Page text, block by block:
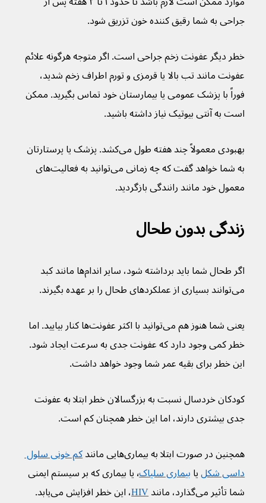
جراحی به شما رقیق کننده خون تزریق شود.
خطر دیگر عفونت زخم جراحی است. اگر متوجه هرگونه علائم
عفونت مانند تب بالا یا قرمزی و تورم اطراف زخم شدید،
فوراً با پزشک عمومی یا بیمارستان خود تماس بگیرید. ممکن
است به آنتی بیوتیک نیاز داشته باشید.
بهبودی معمولاً چند هفته طول می‌کشد. پزشک یا پرستارتان
به شما خواهد گفت که چه زمانی می‌توانید به فعالیت‌های
معمول خود مانند رانندگی بازگردید.
زندگی بدون طحال
اگر طحال شما باید برداشته شود، سایر اندام‌ها مانند کبد
می‌توانند بسیاری از عملکردهای طحال را بر عهده بگیرند.
یعنی شما هنوز هم می‌توانید با اکثر عفونت‌ها کنار بیایید. اما
خطر کمی وجود دارد که عفونت جدی به سرعت ایجاد شود.
این خطر برای بقیه عمر شما وجود خواهد داشت.
کودکان خردسال نسبت به بزرگسالان خطر ابتلا به عفونت
جدی بیشتری دارند، اما این خطر همچنان کم است.
همچنین در صورت ابتلا به بیماری‌هایی مانند
کم خونی سلول
داسی شکل یا بیماری سلیاک ٬ یا بیماری که بر سیستم ایمنی
شما تأثیر می‌گذارد، مانند
HIV، این خطر افزایش می‌یابد.